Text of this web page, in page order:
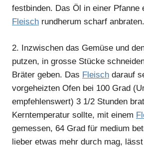
festbinden. Das Öl in einer Pfanne
Fleisch rundherum scharf anbraten.
2. Inzwischen das Gemüse und
putzen, in grosse Stücke
Bräter geben. Das Fleisch darauf
vorgeheizten Ofen bei 100 Grad
empfehlenswert) 3 1/2 Stunden
Kerntemperatur sollte, mit einem
gemessen, 64 Grad für medium
lieber etwas mehr durch mag,